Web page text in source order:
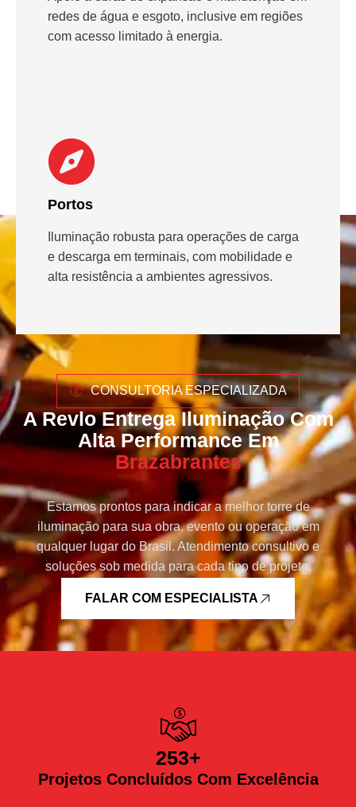
redes de água e esgoto, inclusive em regiões
com acesso limitado à energia.
Portos
Iluminação robusta para operações de carga
e descarga em terminais, com mobilidade e
alta resistência a ambientes agressivos.
CONSULTORIA ESPECIALIZADA
A Revlo Entrega Iluminação Com
Alta Performance Em
Brazabrantes
Estamos prontos para indicar a melhor torre de
iluminação para sua obra, evento ou operação em
qualquer lugar do Brasil. Atendimento consultivo e
soluções sob medida para cada tipo de projeto.
FALAR COM ESPECIALISTA
Projetos Concluídos Com Excelência
253+